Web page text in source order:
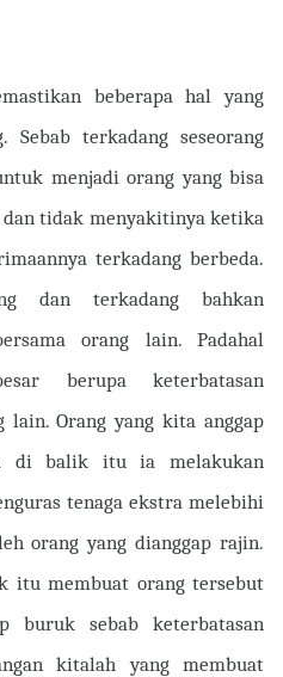
beberapa hal yang
Sebab terkadang seseorang
menjadi orang yang bisa
tidak menyakitinya ketika
terkadang berbeda.
dan terkadang bahkan
orang lain. Padahal
berupa keterbatasan
lain. Orang yang kita anggap
di balik itu ia melakukan
tenaga ekstra melebihi
orang yang dianggap rajin.
itu membuat orang tersebut
sebab keterbatasan
kitalah yang membuat